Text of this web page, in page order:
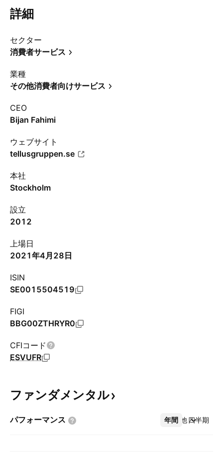
詳細
セクター
消費者サービス
業種
その他消費者向けサービス
CEO
Bijan Fahimi
ウェブサイト
tellusgruppen.se
本社
Stockholm
設立
2012
上場日
2021年4月28日
ISIN
SE0015504519
FIGI
BBG00ZTHRYR0
CFIコード
ESVUFR
ファンダメンタル
パフォーマンス 年間 四半期
その他